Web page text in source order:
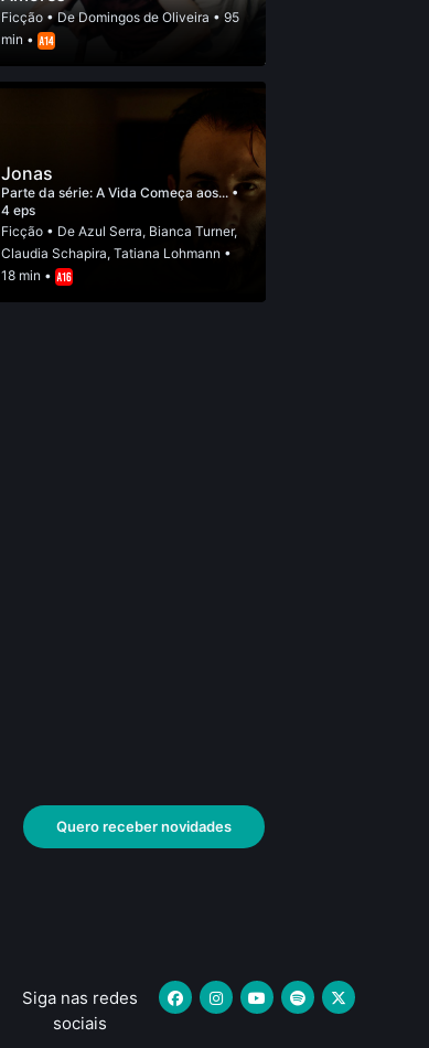
Ficção • DeDomingos de Oliveira • 95
min •
Jonas
Parte da série:A Vida Começa aos...•
4 eps
Ficção • DeAzul Serra, Bianca Turner,
Claudia Schapira,Tatiana Lohmann •
18 min •
Quero receber novidades
Siga nas redes
sociais